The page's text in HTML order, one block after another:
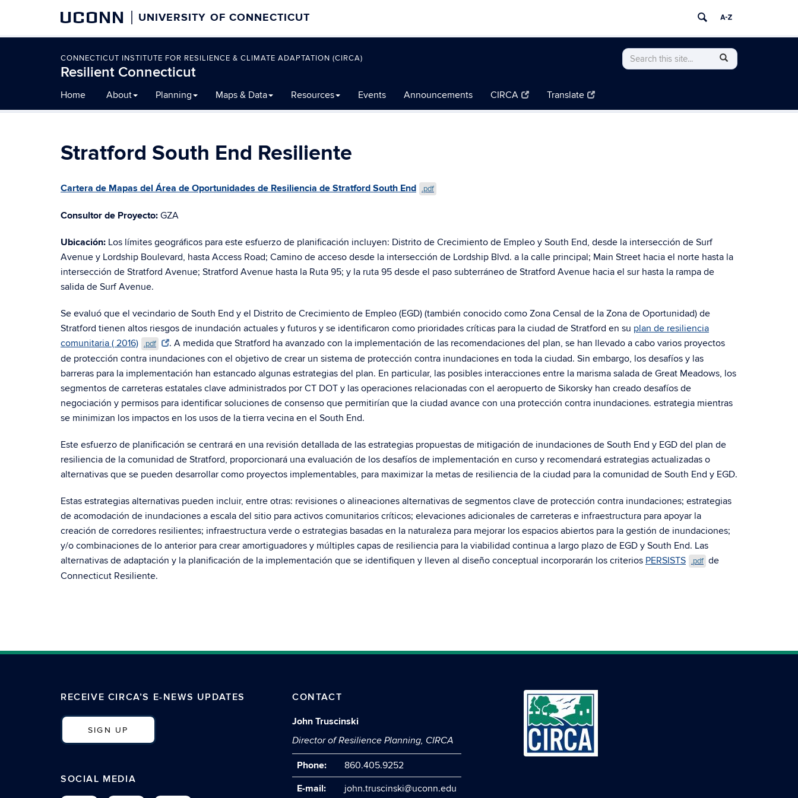
UCONN UNIVERSITY OF CONNECTICUT
CONNECTICUT INSTITUTE FOR RESILIENCE & CLIMATE ADAPTATION (CIRCA)
Resilient Connecticut
Search
this
Search
in
to
content
Home About Planning Maps & Data Resources Events Announcements CIRCA Translate
Stratford South End Resiliente
Cartera de Mapas del Área de Oportunidades de Resiliencia de Stratford South End .pdf
Consultor de Proyecto: GZA
Ubicación: Los límites geográficos para este esfuerzo de planificación incluyen: Distrito de Crecimiento de Empleo y South End, desde la intersección de Surf
Avenue y Lordship Boulevard, hasta Access Road; Camino de acceso desde la intersección de Lordship Blvd. a la calle principal; Main Street hacia el norte hasta la
intersección de Stratford Avenue; Stratford Avenue hasta la Ruta 95; y la ruta 95 desde el paso subterráneo de Stratford Avenue hacia el sur hasta la rampa de
salida de Surf Avenue.
Se evaluó que el vecindario de South End y el Distrito de Crecimiento de Empleo (EGD) (también conocido como Zona Censal de la Zona de Oportunidad) de
Stratford tienen altos riesgos de inundación actuales y futuros y se identificaron como prioridades críticas para la ciudad de Stratford en su plan de resiliencia
comunitaria ( 2016)
.pdf
. A medida que Stratford ha avanzado con la implementación de las recomendaciones del plan, se han llevado a cabo varios proyectos
de protección contra inundaciones con el objetivo de crear un sistema de protección contra inundaciones en toda la ciudad. Sin embargo, los desafíos y las
barreras para la implementación han estancado algunas estrategias del plan. En particular, las posibles interacciones entre la marisma salada de Great Meadows, los
segmentos de carreteras estatales clave administrados por CT DOT y las operaciones relacionadas con el aeropuerto de Sikorsky han creado desafíos de
negociación y permisos para identificar soluciones de consenso que permitirían que la ciudad avance con una protección contra inundaciones. estrategia mientras
se minimizan los impactos en los usos de la tierra vecina en el South End.
Este esfuerzo de planificación se centrará en una revisión detallada de las estrategias propuestas de mitigación de inundaciones de South End y EGD del plan de
resiliencia de la comunidad de Stratford, proporcionará una evaluación de los desafíos de implementación en curso y recomendará estrategias actualizadas o
alternativas que se pueden desarrollar como proyectos implementables, para maximizar la metas de resiliencia de la ciudad para la comunidad de South End y EGD.
Estas estrategias alternativas pueden incluir, entre otras: revisiones o alineaciones alternativas de segmentos clave de protección contra inundaciones; estrategias
de acomodación de inundaciones a escala del sitio para activos comunitarios críticos; elevaciones adicionales de carreteras e infraestructura para apoyar la
creación de corredores resilientes; infraestructura verde o estrategias basadas en la naturaleza para mejorar los espacios abiertos para la gestión de inundaciones;
y/o combinaciones de lo anterior para crear amortiguadores y múltiples capas de resiliencia para la viabilidad continua a largo plazo de EGD y South End. Las
alternativas de adaptación y la planificación de la implementación que se identifiquen y lleven al diseño conceptual incorporarán los criterios PERSISTS .pdf de
Connecticut Resiliente.
RECEIVE CIRCA’S E-NEWS UPDATES
SIGN UP
SOCIAL MEDIA
CONTACT
John Truscinski
Director of Resilience Planning, CIRCA
Phone:
860.405.9252
E-mail:
john.truscinski@uconn.edu